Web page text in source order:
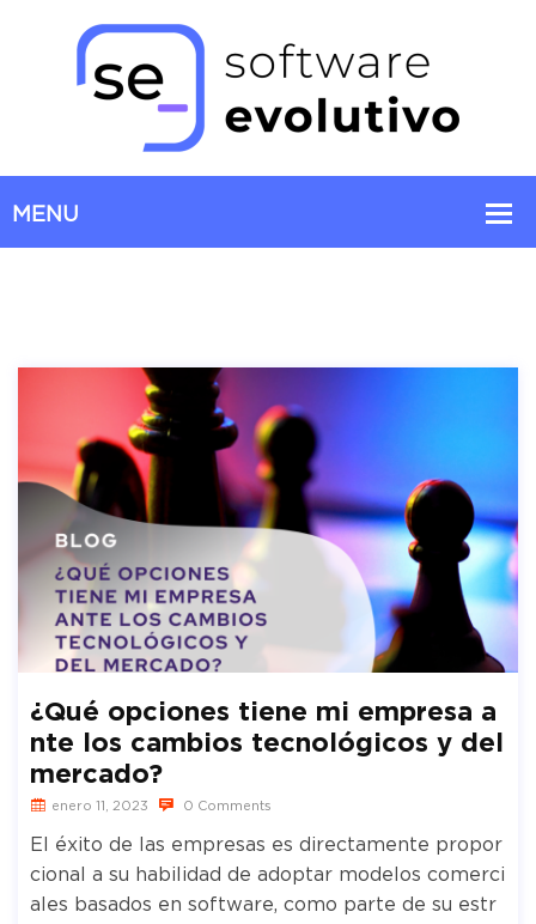
¿Qué opciones tiene mi empresa a
nte los cambios tecnológicos y del
mercado?
enero 11, 2023 0 Comments
El éxito de las empresas es directamente propor
cional a su habilidad de adoptar modelos comerci
ales basados en software, como parte de su estr